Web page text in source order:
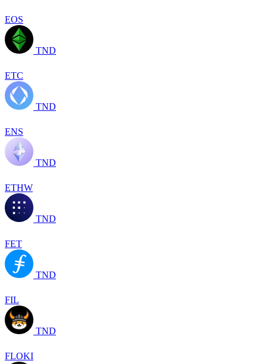
EOS
TND
ETC
TND
ENS
TND
ETHW
TND
FET
TND
FIL
TND
FLOKI